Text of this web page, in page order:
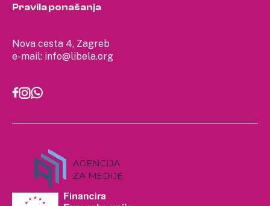
Nova cesta 4, Zagreb
e-mail: info@libela.org
Pravila ponašanja